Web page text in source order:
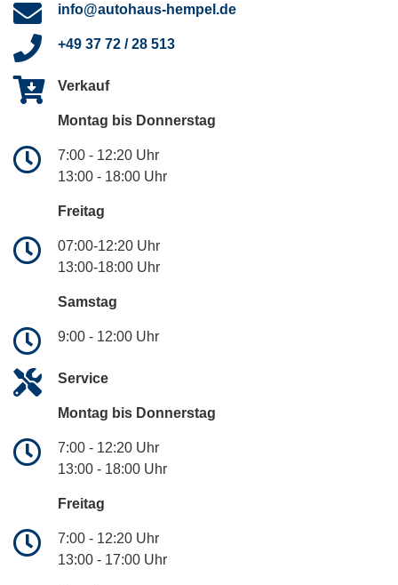
info@autohaus-hempel.de
+49 37 72 / 28 513
Verkauf
Montag bis Donnerstag
7:00 - 12:20 Uhr
13:00 - 18:00 Uhr
Freitag
07:00-12:20 Uhr
13:00-18:00 Uhr
Samstag
9:00 - 12:00 Uhr
Service
Montag bis Donnerstag
7:00 - 12:20 Uhr
13:00 - 18:00 Uhr
Freitag
7:00 - 12:20 Uhr
13:00 - 17:00 Uhr